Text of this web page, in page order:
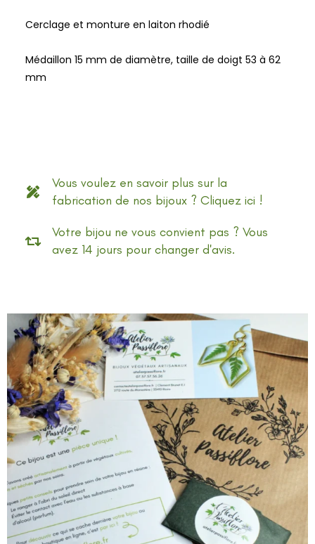
Cerclage et monture en laiton rhodié
Médaillon 15 mm de diamètre, taille de doigt 53 à 62
mm
Vous voulez en savoir plus sur la
fabrication de nos bijoux ? Cliquez ici !
Votre bijou ne vous convient pas ? Vous
avez 14 jours pour changer d'avis.